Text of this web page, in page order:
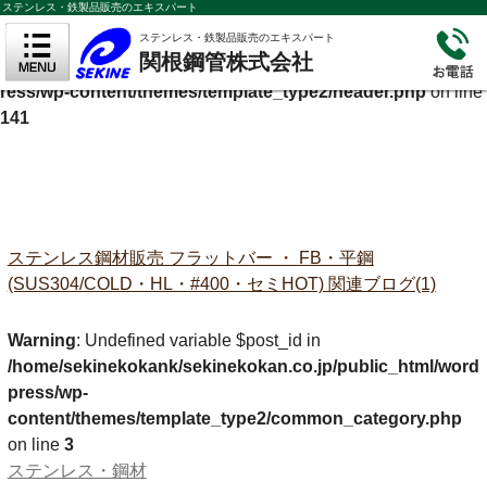
Warning
: Undefined variable $cf_description in
/home/sekinekokank/sekinekokan.co.jp/public_html/wordp
ress/wp-content/themes/template_type2/header.phpon line
141
ステンレス・鉄製品販売のエキスパート
ステンレス・鉄製品販売のエキスパート
関根鋼管株式会社
ステンレス鋼材販売 フラットバー ・ FB・平鋼
(SUS304/COLD・HL・#400・セミHOT) 関連ブログ(1)
Warning: Undefined variable $post_id in
/home/sekinekokank/sekinekokan.co.jp/public_html/word
press/wp-
content/themes/template_type2/common_category.php
on line 3
ステンレス・鋼材